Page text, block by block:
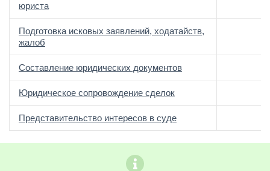
юриста
Подготовка исковых заявлений, ходатайств,
жалоб
Составление юридических документов
Юридическое сопровождение сделок
Представительство интересов в суде